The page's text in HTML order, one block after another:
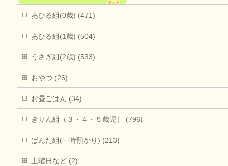
あひる組(0歳) (471)
あひる組(1歳) (504)
うさぎ組(2歳) (533)
おやつ (26)
お昼ごはん (34)
きりん組（３・４・５歳児） (796)
ぱんだ組(一時預かり) (213)
土曜日など (2)